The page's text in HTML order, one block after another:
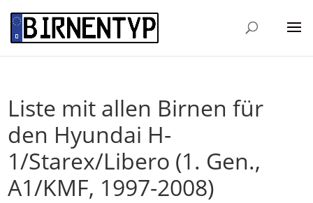
Liste mit allen Birnen für
den Hyundai H-
1/Starex/Libero (1. Gen.,
A1/KMF, 1997-2008)